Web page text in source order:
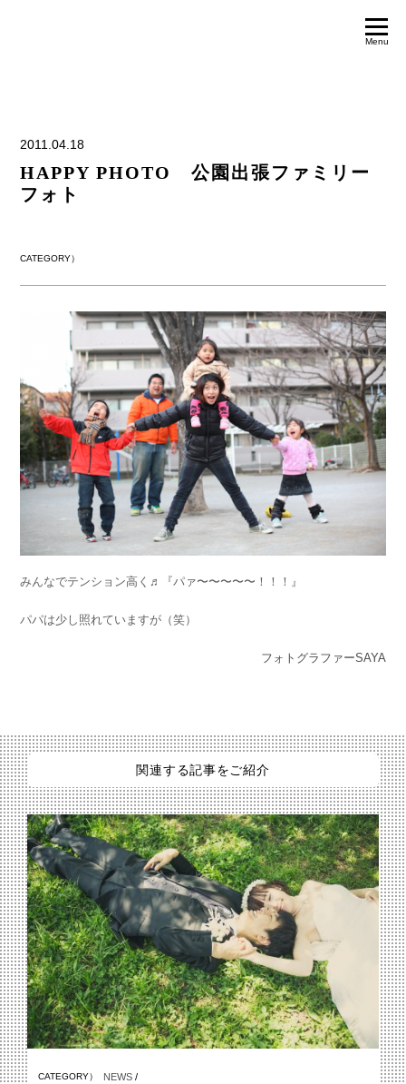
Menu
2011.04.18
HAPPY PHOTO 公園出張ファミリー
フォト
CATEGORY）
みんなでテンション高く♬『パァ〜〜〜〜〜！！！』
パパは少し照れていますが（笑）
フォトグラファーSAYA
関連する記事をご紹介
CATEGORY） NEWS/